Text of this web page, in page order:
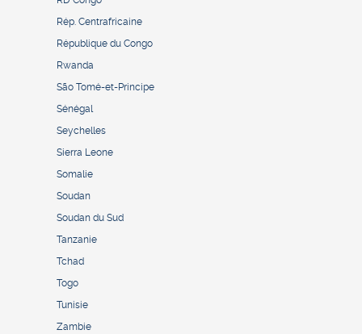
Rép. Centrafricaine
République du Congo
Rwanda
São Tomé-et-Principe
Sénégal
Seychelles
Sierra Leone
Somalie
Soudan
Soudan du Sud
Tanzanie
Tchad
Togo
Tunisie
Zambie